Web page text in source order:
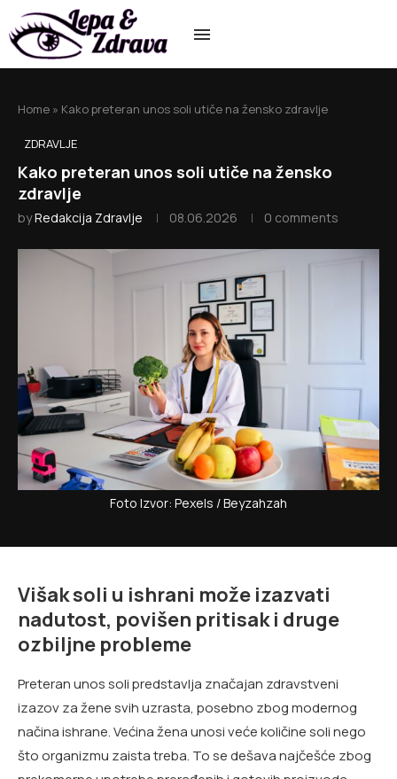
Home » Kako preteran unos soli utiče na žensko zdravlje
ZDRAVLJE
Kako preteran unos soli utiče na žensko
zdravlje
byRedakcija Zdravlje 08.06.2026 0 comments
Foto Izvor: Pexels / Beyzahzah
Višak soli u ishrani može izazvati
nadutost, povišen pritisak i druge
ozbiljne probleme
Preteran unos soli predstavlja značajan zdravstveni
izazov za žene svih uzrasta, posebno zbog modernog
načina ishrane. Većina žena unosi veće količine soli nego
što organizmu zaista treba. To se dešava najčešće zbog